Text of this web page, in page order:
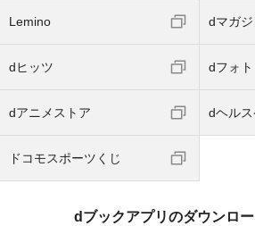
Lemino dマガジ
dヒッツ dフォト
dアニメストア dヘル
ドコモスポーツくじ
dブックアプリのダウンロ